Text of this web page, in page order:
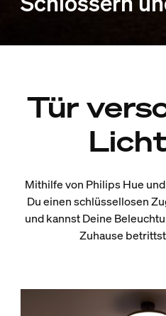
Tür
Mithilfe von Philips Hue
Du einen schlüssellosen
und kannst Deine
Zuhause